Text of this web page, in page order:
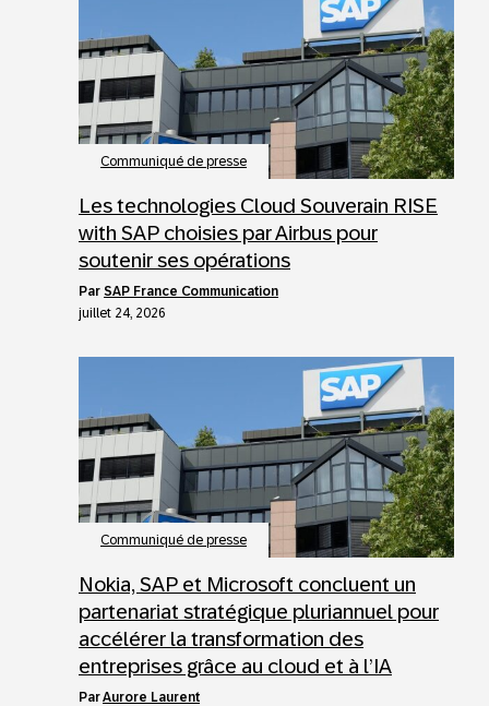
Communiqué de presse
Les technologies Cloud Souverain RISE
with SAP choisies par Airbus pour
soutenir ses opérations
par SAP France Communication
juillet 24, 2026
Communiqué de presse
Nokia, SAP et Microsoft concluent un
partenariat stratégique pluriannuel pour
accélérer la transformation des
entreprises grâce au cloud et à l’IA
parAurore Laurent